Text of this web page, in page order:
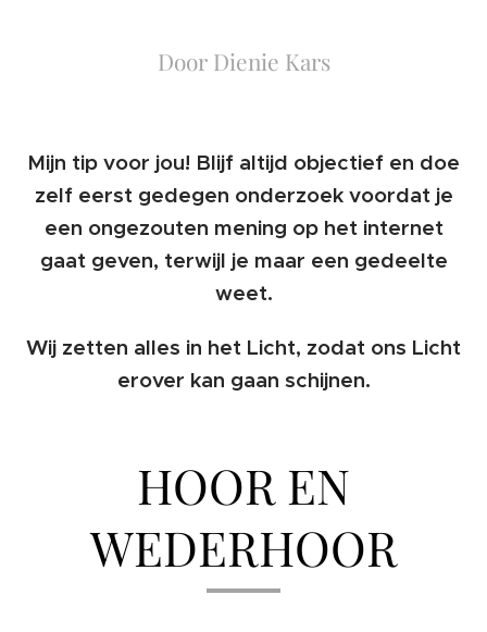
Door Dienie Kars
Mijn tip voor jou! Blijf altijd objectief en doe
zelf eerst gedegen onderzoek voordat je
een ongezouten mening op het internet
gaat geven, terwijl je maar een gedeelte
weet.
Wij zetten alles in het Licht, zodat ons Licht
erover kan gaan schijnen.
HOOR EN
WEDERHOOR